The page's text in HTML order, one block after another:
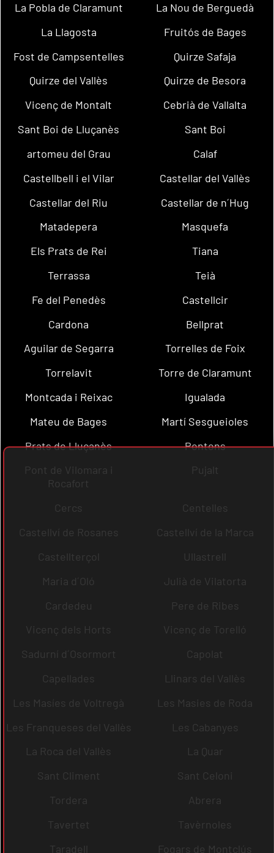
La Pobla de Claramunt
La Nou de Berguedà
La Llagosta
Fruitós de Bages
Fost de Campsentelles
Quirze Safaja
Quirze del Vallès
Quirze de Besora
Vicenç de Montalt
Cebrià de Vallalta
Sant Boi de Lluçanès
Sant Boi
artomeu del Grau
Calaf
Castellbell i el Vilar
Castellar del Vallès
Castellar del Riu
Castellar de n´Hug
Matadepera
Masquefa
Els Prats de Rei
Tiana
Terrassa
Teià
Fe del Penedès
Castellcir
Cardona
Bellprat
Aguilar de Segarra
Torrelles de Foix
Torrelavit
Torre de Claramunt
Montcada i Reixac
Igualada
Mateu de Bages
Martí Sesgueioles
Prats de Lluçanès
Pontons
Pont de Vilomara i
Rocafort
Pujalt
Cercs
Centelles
Castellví de Rosanes
Castellví de la Marca
Castellterçol
Ullastrell
Maria d´Oló
Julià de Vilatorta
Cardedeu
Pere de Ribes
Vicenç dels Horts
Vicenç de Torelló
Sadurní d´Osormort
Capolat
Capellades
Llinars del Vallès
Les Masíes de Voltregà
Les Masies de Roda
Les Franqueses del Vallès
Les Cabanyes
La Roca del Vallès
La Quar
Sant Climent
Sant Celoni
Tordera
Abrera
Tavertet
Tavèrnoles
Taradell
Fogars de Montclús